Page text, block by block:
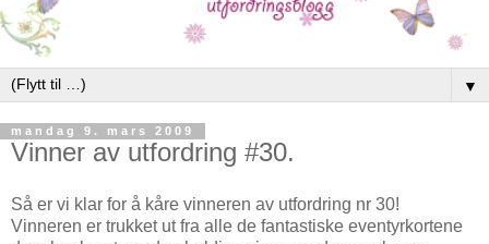
▼
mandag 9. mars 2009
Vinner av utfordring #30.
Så er vi klar for å kåre vinneren av utfordring nr 30!
Vinneren er trukket ut fra alle de fantastiske eventyrkortene